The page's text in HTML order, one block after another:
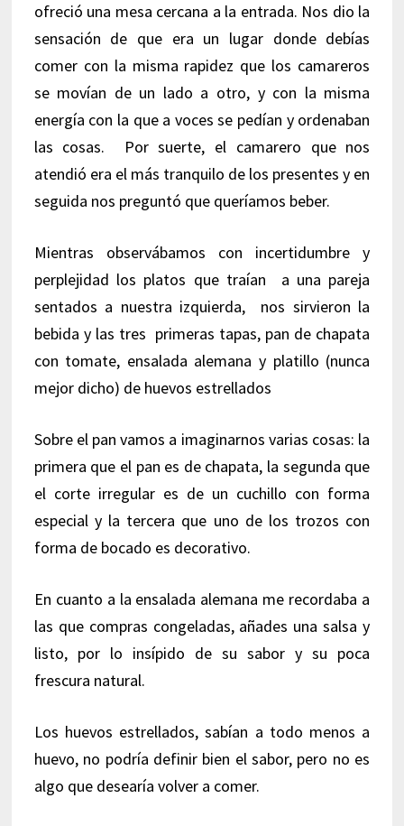
ofreció una mesa cercana a la entrada. Nos dio la
sensación de que era un lugar donde debías
comer con la misma rapidez que los camareros
se movían de un lado a otro, y con la misma
energía con la que a voces se pedían y ordenaban
las cosas. Por suerte, el camarero que nos
atendió era el más tranquilo de los presentes y en
seguida nos preguntó que queríamos beber.
Mientras observábamos con incertidumbre y
perplejidad los platos que traían a una pareja
sentados a nuestra izquierda, nos sirvieron la
bebida y las tres primeras tapas, pan de chapata
con tomate, ensalada alemana y platillo (nunca
mejor dicho) de huevos estrellados
Sobre el pan vamos a imaginarnos varias cosas: la
primera que el pan es de chapata, la segunda que
el corte irregular es de un cuchillo con forma
especial y la tercera que uno de los trozos con
forma de bocado es decorativo.
En cuanto a la ensalada alemana me recordaba a
las que compras congeladas, añades una salsa y
listo, por lo insípido de su sabor y su poca
frescura natural.
Los huevos estrellados, sabían a todo menos a
huevo, no podría definir bien el sabor, pero no es
algo que desearía volver a comer.